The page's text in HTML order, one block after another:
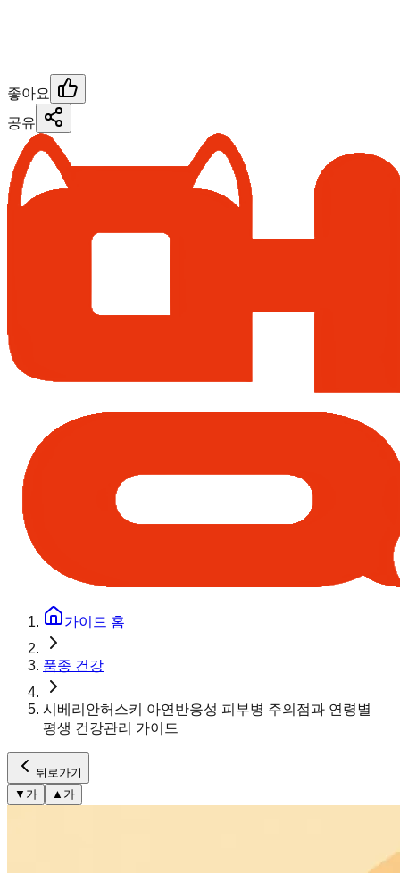
좋아요
공유
가이드 홈
품종 건강
시베리안허스키 아연반응성 피부병 주의점과 연령별
평생 건강관리 가이드
뒤로가기
▼ 가 ▲ 가